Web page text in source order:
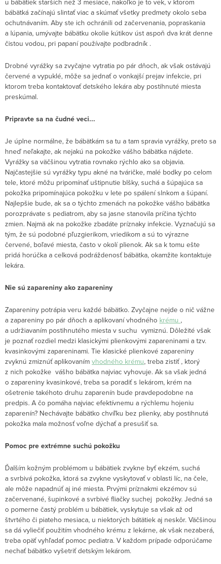
u bábätiek starších než 3 mesiace, nakoľko je to vek, v ktorom
bábätká začínajú slintať viac a skúmať všetky predmety okolo seba
ochutnávaním. Aby ste ich ochránili od začervenania, popraskania
a lúpania, umývajte bábätku okolie kútikov úst aspoň dva krát denne
čistou vodou, pri papaní používajte podbradník .
Drobné vyrážky sa zvyčajne vytratia po pár dňoch, ak však ostávajú
červené a vypuklé, môže sa jednať o vonkajší prejav infekcie, pri
ktorom treba kontaktovať detského lekára aby postihnuté miesta
preskúmal.
Pripravte sa na čudné veci...
Je úplne normálne, že bábätkám sa tu a tam spravia vyrážky, preto sa
hneď neľakajte, ak nejakú na pokožke vášho bábätka nájdete.
Vyrážky sa väčšinou vytratia rovnako rýchlo ako sa objavia.
Najčastejšie sú vyrážky typu akné na tváričke, malé bodky po celom
tele, ktoré môžu pripomínať uštipnutie blšky, suchá a šúpajúca sa
pokožka pripomínajúca pokožku v lete po spálení slnkom a šúpaní.
Najlepšie bude, ak sa o týchto zmenách na pokožke vášho bábätka
porozprávate s pediatrom, aby sa jasne stanovila príčina týchto
zmien. Najmä ak na pokožke zbadáte príznaky infekcie. Vyznačujú sa
tým, že sú podobné pľuzgierikom, vriedikom a sú to výrazne
červené, boľavé miesta, často v okolí plienok. Ak sa k tomu ešte
pridá horúčka a celková podráždenosť bábätka, okamžite kontaktuje
lekára.
Nie sú zapareniny ako zapareniny
Zapareniny potrápia veru každé bábätko. Zvyčajne nejde o nič vážne
a zapareniny po pár dňoch a aplikovaní vhodného krému ,
a udržiavaním postihnutého miesta v suchu vymiznú. Dôležité však
je poznať rozdiel medzi klasickými plienkovými zapareninami a tzv.
kvasinkovými zapareninami. Tie klasické plienkové zapareniny
zvyknú zmiznúť aplikovaním vhodného krému, treba zistiť , ktorý
z nich pokožke vášho bábätka najviac vyhovuje. Ak sa však jedná
o zapareniny kvasinkové, treba sa poradiť s lekárom, krém na
ošetrenie takéhoto druhu zaparenín bude pravdepodobne na
predpis. A čo pomáha najviac efektívnemu a rýchlemu hojeniu
zaparenín? Nechávajte bábätko chvíľku bez plienky, aby postihnutá
pokožka mala možnosť voľne dýchať a presušiť sa.
Pomoc pre extrémne suchú pokožku
Ďalším kožným problémom u bábätiek zvykne byť ekzém, suchá
a svrbivá pokožka, ktorá sa zvykne vyskytovať v oblasti líc, na čele,
ale môže napadnúť aj iné miesta. Prvými príznakmi ekzémov sú
začervenané, šupinkové a svrbivé fliačky suchej pokožky. Jedná sa
o pomerne častý problém u bábätiek, vyskytuje sa však až od
štvrtého či piateho mesiaca, u niektorých bátätiek aj neskôr. Väčšinou
sa dá vyliečiť použitím vhodného krému z lekárne, ak však nezaberá,
treba opäť vyhľadať pomoc pediatra. V každom prípade odporúčame
nechať bábätko vyšetriť detským lekárom.